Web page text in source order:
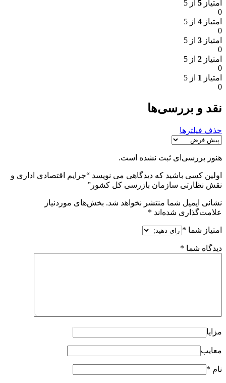
امتیاز 5 از 5
0
امتیاز 4 از 5
0
امتیاز 3 از 5
0
امتیاز 2 از 5
0
امتیاز 1 از 5
0
نقد و بررسی‌ها
حذف فیلترها
هنوز بررسی‌ای ثبت نشده است.
اولین کسی باشید که دیدگاهی می نویسد “جرایم اقتصادی اداری و
نقش نظارتی سازمان بازرسی کل کشور”
نشانی ایمیل شما منتشر نخواهد شد. بخش‌های موردنیاز
علامت‌گذاری شده‌اند *
امتیاز شما *
دیدگاه شما *
مزایا
معایب
نام *